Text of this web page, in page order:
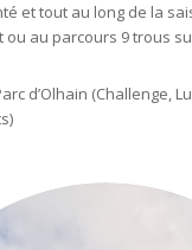
et tout au long de la
ou au parcours 9 trous
d’Olhain (Challenge,